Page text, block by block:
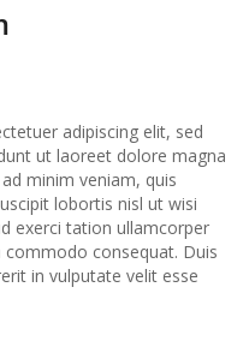
adipiscing elit, sed
ut laoreet dolore magna
minim veniam, quis
lobortis nisl ut wisi
exerci tation ullamcorper
commodo consequat. Duis
in vulputate velit esse